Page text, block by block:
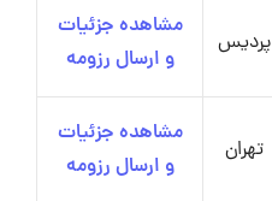
پردیس
مشاهده جزئیات
و ارسال رزومه
تهران
مشاهده جزئیات
و ارسال رزومه